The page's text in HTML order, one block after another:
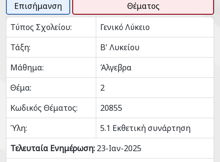
Επισήμανση
Θέματος
Τύπος Σχολείου:
Γενικό Λύκειο
Τάξη:
Β' Λυκείου
Μάθημα:
Άλγεβρα
Θέμα:
2
Κωδικός Θέματος:
20855
Ύλη:
5.1 Εκθετική συνάρτηση
Τελευταία Ενημέρωση: 23-Ιαν-2025